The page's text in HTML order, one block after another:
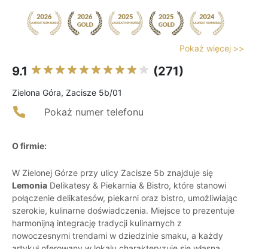
Pokaż więcej >>
9.1 (271)
Zielona Góra, Zacisze 5b/01
Pokaż numer telefonu
O firmie:
W Zielonej Górze przy ulicy Zacisze 5b znajduje się
Lemonia Delikatesy & Piekarnia & Bistro, które stanowi
połączenie delikatesów, piekarni oraz bistro, umożliwiając
szerokie, kulinarne doświadczenia. Miejsce to prezentuje
harmonijną integrację tradycji kulinarnych z
nowoczesnymi trendami w dziedzinie smaku, a każdy